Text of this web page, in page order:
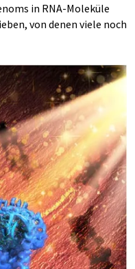
in RNA-Moleküle
von denen viele noch